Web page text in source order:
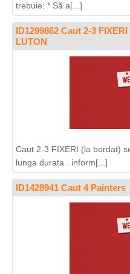
trebuie: * Să a[...]
ID1299862 Caut 2-3
LUTON
Caut 2-3 FIXERI (la bordat)
lunga durata . inform[...]
ID1428941 Caut 4 Painters